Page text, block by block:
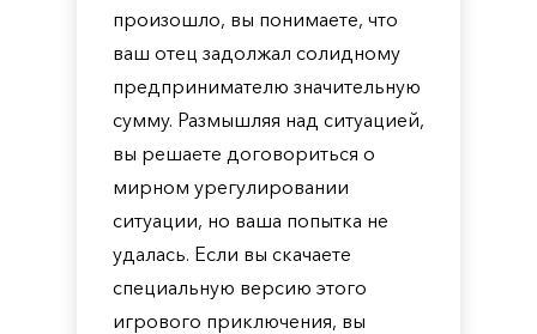
произошло, вы понимаете, что
ваш отец задолжал солидному
предпринимателю значительную
сумму. Размышляя над ситуацией,
вы решаете договориться о
мирном урегулировании
ситуации, но ваша попытка не
удалась. Если вы скачаете
специальную версию этого
игрового приключения, вы